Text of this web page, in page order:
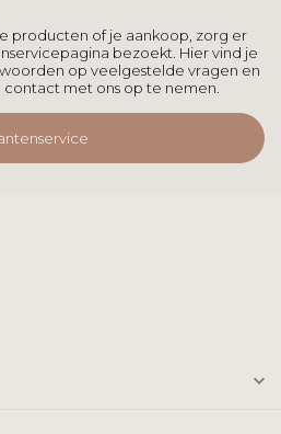
producten of je aankoop, zorg er
bezoekt. Hier vind je
op veelgestelde vragen en
met ons op te nemen.